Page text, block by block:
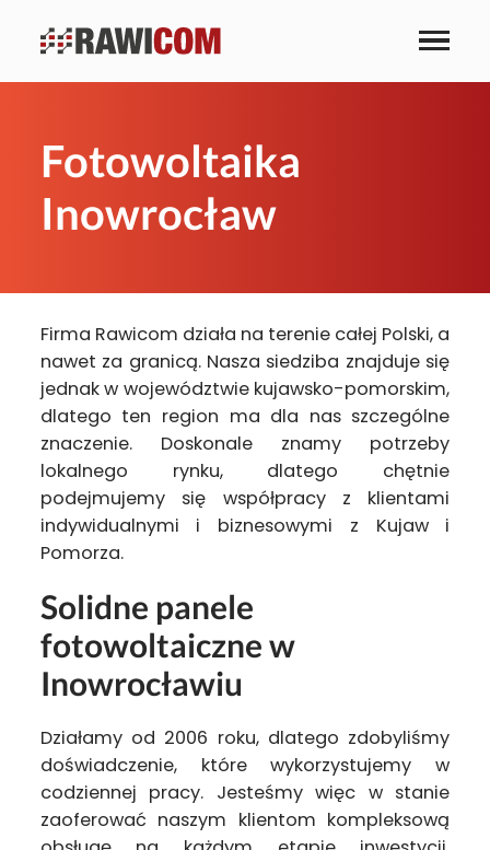
Fotowoltaika
Inowrocław
Firma Rawicom działa na terenie całej Polski, a
nawet za granicą. Nasza siedziba znajduje się
jednak w województwie kujawsko-pomorskim,
dlatego ten region ma dla nas szczególne
znaczenie. Doskonale znamy potrzeby
lokalnego rynku, dlatego chętnie
podejmujemy się współpracy z klientami
indywidualnymi i biznesowymi z Kujaw i
Pomorza.
Solidne panele
fotowoltaiczne w
Inowrocławiu
Działamy od 2006 roku, dlatego zdobyliśmy
doświadczenie, które wykorzystujemy w
codziennej pracy. Jesteśmy więc w stanie
zaoferować naszym klientom kompleksową